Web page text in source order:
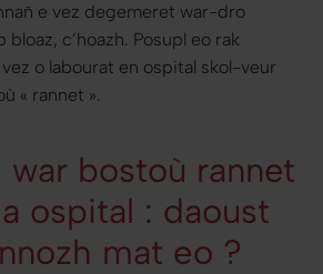
e vez degemeret war-dro
c’hoazh. Posupl eo rak
o labourat en ospital skol-veur
« rannet ».
bostoù rannet
ospital : daoust
mat eo ?